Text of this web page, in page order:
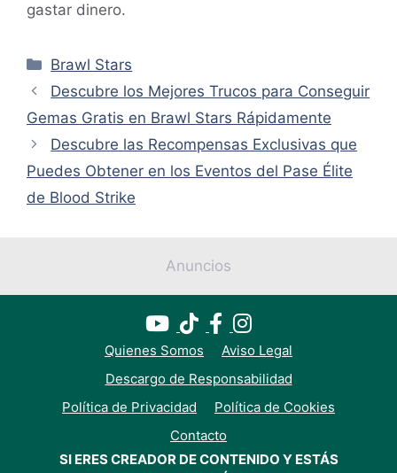
gastar dinero.
Categorías
Brawl Stars
Descubre los Mejores Trucos para Conseguir
Gemas Gratis en Brawl Stars Rápidamente
Descubre las Recompensas Exclusivas que
Puedes Obtener en los Eventos del Pase Élite
de Blood Strike
Anuncios
Quienes Somos
Aviso Legal
Descargo de Responsabilidad
Política de Privacidad
Política de Cookies
Contacto
SI ERES CREADOR DE CONTENIDO Y ESTÁS